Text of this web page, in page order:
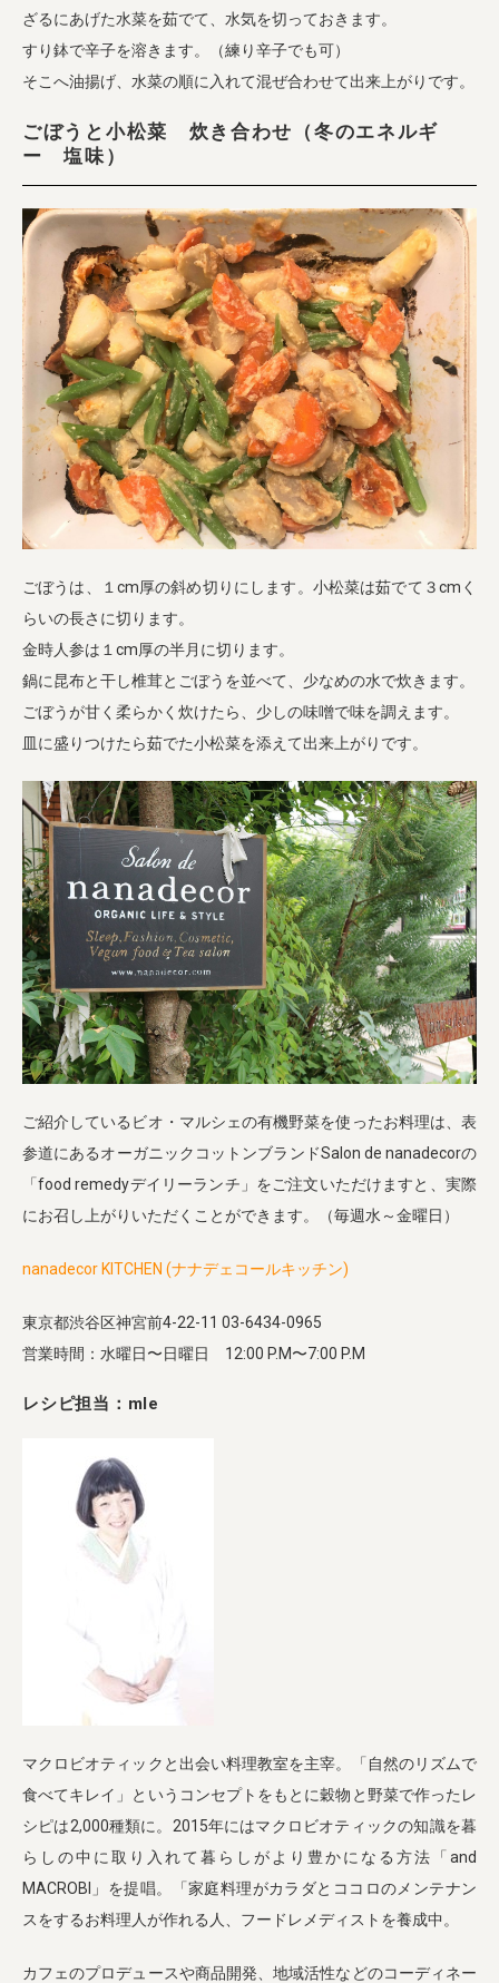
ざるにあげた水菜を茹でて、水気を切っておきます。
すり鉢で辛子を溶きます。（練り辛子でも可）
そこへ油揚げ、水菜の順に入れて混ぜ合わせて出来上がりです。
ごぼうと小松菜 炊き合わせ（冬のエネルギ
ー 塩味）
ごぼうは、１cm厚の斜め切りにします。小松菜は茹でて３cmく
らいの長さに切ります。
金時人参は１cm厚の半月に切ります。
鍋に昆布と干し椎茸とごぼうを並べて、少なめの水で炊きます。
ごぼうが甘く柔らかく炊けたら、少しの味噌で味を調えます。
皿に盛りつけたら茹でた小松菜を添えて出来上がりです。
ご紹介しているビオ・マルシェの有機野菜を使ったお料理は、表
参道にあるオーガニックコットンブランドSalon de nanadecorの
「food remedyデイリーランチ」をご注文いただけますと、実際
にお召し上がりいただくことができます。（毎週水～金曜日）
nanadecor KITCHEN (ナナデェコールキッチン)
東京都渋谷区神宮前4-22-11 03-6434-0965
営業時間：水曜日〜日曜日 12:00 P.M〜7:00 P.M
レシピ担当：mle
マクロビオティックと出会い料理教室を主宰。「自然のリズムで
食べてキレイ」というコンセプトをもとに穀物と野菜で作ったレ
シピは2,000種類に。2015年にはマクロビオティックの知識を暮
らしの中に取り入れて暮らしがより豊かになる方法「and
MACROBI」を提唱。「家庭料理がカラダとココロのメンテナン
スをするお料理人が作れる人、フードレメディストを養成中。
カフェのプロデュースや商品開発、地域活性などのコーディネー